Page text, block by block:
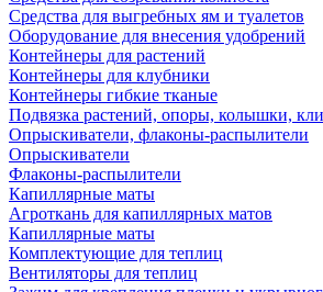
Средства для выгребных ям и туалетов
Оборудование для внесения удобрений
Контейнеры для растений
Контейнеры для клубники
Контейнеры гибкие тканые
Подвязка растений, опоры, колышки,
Опрыскиватели, флаконы-распылители
Опрыскиватели
Флаконы-распылители
Капиллярные маты
Агроткань для капиллярных матов
Капиллярные маты
Комплектующие для теплиц
Вентиляторы для теплиц